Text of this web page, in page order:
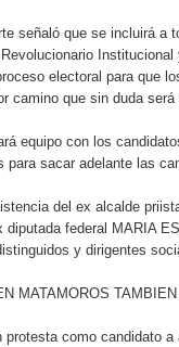
señaló que se incluirá a
Institucional
electoral para que
camino que sin duda será
equipo con los
para sacar adelante las
del ex alcalde
diputada federal MARIA
y dirigentes
MATAMOROS TAMBIEN
protesta como candidato a